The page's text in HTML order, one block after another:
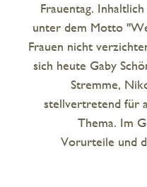
Frauentag.
unter dem Motto
Frauen nicht
sich heute Gaby
Stremme,
stellvertretend für
Thema. Im
Vorurteile und